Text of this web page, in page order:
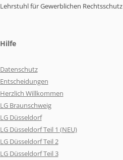
Lehrstuhl für Gewerblichen Rechtsschutz
Hilfe
Datenschutz
Entscheidungen
Herzlich Willkommen
LG Braunschweig
LG Düsseldorf
LG Düsseldorf Teil 1 (NEU)
LG Düsseldorf Teil 2
LG Düsseldorf Teil 3